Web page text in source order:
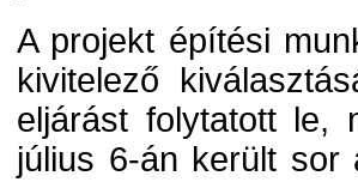
A projekt építési
kivitelező
eljárást folytatott le,
július 6-án került sor